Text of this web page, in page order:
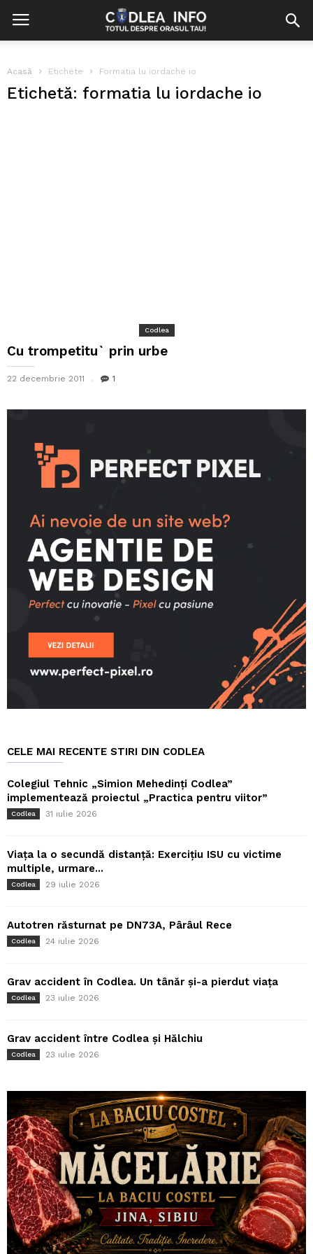
Acasă Etichete Formatia lu iordache io
Etichetă: formatia lu iordache io
Codlea
Cu trompetitu` prin urbe
22 decembrie 2011 1
CELE MAI RECENTE STIRI DIN CODLEA
Colegiul Tehnic „Simion Mehedinți Codlea”
implementează proiectul „Practica pentru viitor”
Codlea 31 iulie 2026
Viața la o secundă distanță: Exercițiu ISU cu victime
multiple, urmare...
Codlea 29 iulie 2026
Autotren răsturnat pe DN73A, Pârâul Rece
Codlea 24 iulie 2026
Grav accident în Codlea. Un tânăr și-a pierdut viața
Codlea 23 iulie 2026
Grav accident între Codlea și Hălchiu
Codlea 23 iulie 2026